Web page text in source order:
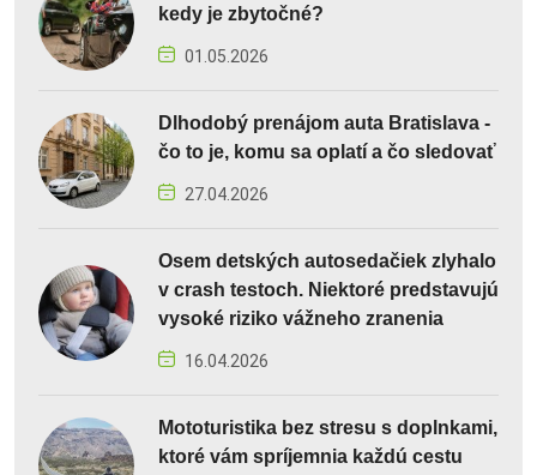
kedy je zbytočné?
01.05.2026
Dlhodobý prenájom auta Bratislava -
čo to je, komu sa oplatí a čo sledovať
27.04.2026
Osem detských autosedačiek zlyhalo
v crash testoch. Niektoré predstavujú
vysoké riziko vážneho zranenia
16.04.2026
Mototuristika bez stresu s doplnkami,
ktoré vám spríjemnia každú cestu